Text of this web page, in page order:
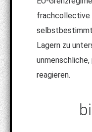
frachcollective
Lagern zu
reagieren.